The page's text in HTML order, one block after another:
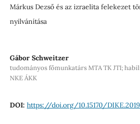
Márkus Dezső és az izraelita felekezet
nyilvánítása
Gábor Schweitzer
tudományos főmunkatárs MTA TK JTI;
NKE ÁKK
DOI: https://doi.org/10.15170/